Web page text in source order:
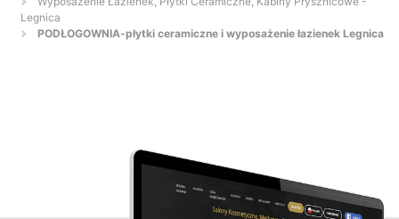
Legnica
PODŁOGOWNIA-płytki ceramiczne i wyposażenie łazienek Legnica